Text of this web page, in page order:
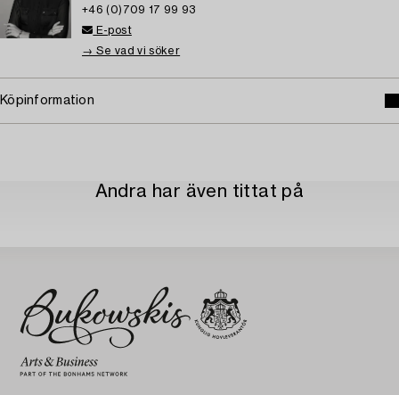
+46 (0)709 17 99 93
E-post
→ Se vad vi söker
Köpinformation
Andra har även tittat på